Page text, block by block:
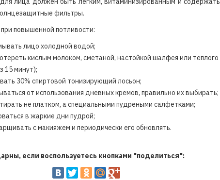
фильтры.
повышенной потливости:
лицо холодной водой;
кислым молоком, сметаной, настойкой шалфея или теплого
15 минут);
30% спиртовой тонизирующий лосьон;
от использования дневных кремов, правильно их выбирать;
не платком, а специальными пудреными салфетками;
в жаркие дни пудрой;
с макияжем и периодически его обновлять.
если воспользуетесь кнопками "поделиться":